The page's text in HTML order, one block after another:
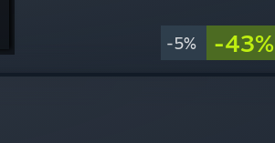
-5% -43%